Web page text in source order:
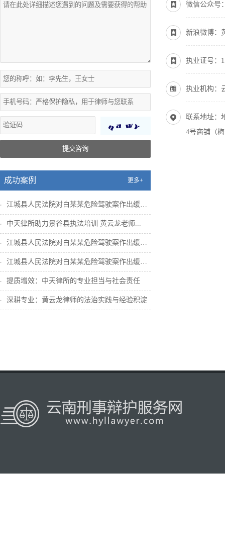
提交咨询
成功案例 更多+
江城县人民法院对白某某危险驾驶案作出缓刑...
中天律所助力景谷县执法培训 黄云龙老师...
江城县人民法院对白某某危险驾驶案作出缓刑...
江城县人民法院对白某某危险驾驶案作出缓刑...
提质增效：中天律所的专业担当与社会责任
深耕专业：黄云龙律师的法治实践与经验积淀
微信公众号
新浪微博：
执业证号：
执业机构：
联系地址：
4号商铺（